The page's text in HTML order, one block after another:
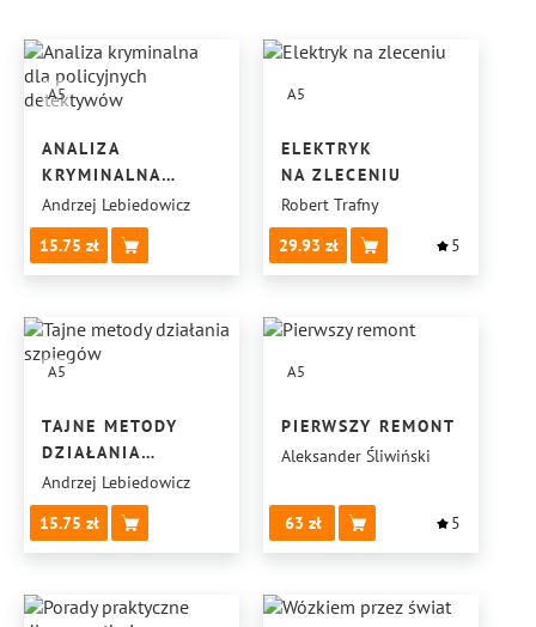
A5
ANALIZA
KRYMINALNA
DLA POLICYJNYCH
DETEKTYWÓW
Andrzej Lebiedowicz
15.75
A5
ELEKTRYK
NA ZLECENIU
Robert Trafny
29.93
5
A5
TAJNE METODY
DZIAŁANIA
SZPIEGÓW
Andrzej Lebiedowicz
15.75
A5
PIERWSZY REMONT
Aleksander Śliwiński
63 5